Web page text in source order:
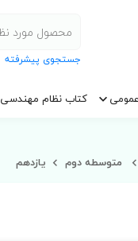
جستجوی پیشرفته
کتاب نظام مهندسی
متوسطه دوم یازدهم